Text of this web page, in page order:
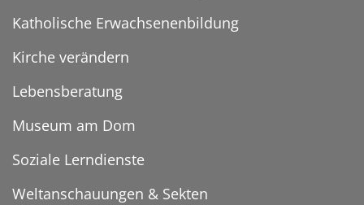
Katholische Erwachsenenbildung
Kirche verändern
Lebensberatung
Museum am Dom
Soziale Lerndienste
Weltanschauungen & Sekten